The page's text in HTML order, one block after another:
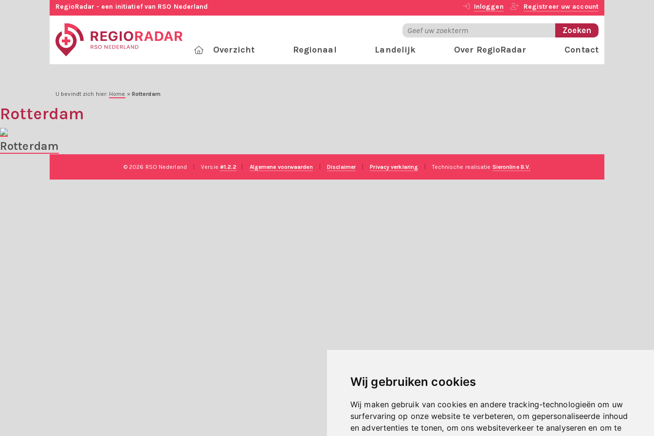
Wij gebruiken cookies
Wij maken gebruik van cookies en andere tracking-technologieën om uw
surfervaring op onze website te verbeteren, om gepersonaliseerde inhoud
en advertenties te tonen, om ons websiteverkeer te analyseren en om te
RegioRadar - een initiatief van RSO Nederland Inloggen Registreer uw account
Overzicht Regionaal Landelijk Over RegioRadar Contact
U bevindt zich hier: Home » Rotterdam
Rotterdam
Rotterdam
© 2026 RSO Nederland Versie #1.2.2 Algemene voorwaarden Disclaimer Privacy verklaring Technische realisatie Sieronline B.V.